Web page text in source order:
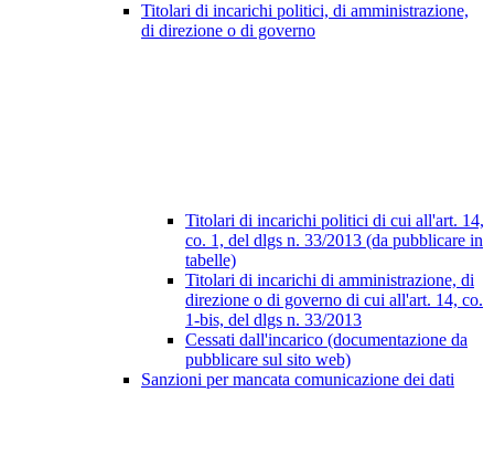
Titolari di incarichi politici, di amministrazione,
di direzione o di governo
Titolari di incarichi politici di cui all'art. 14,
co. 1, del dlgs n. 33/2013 (da pubblicare in
tabelle)
Titolari di incarichi di amministrazione, di
direzione o di governo di cui all'art. 14, co.
1-bis, del dlgs n. 33/2013
Cessati dall'incarico (documentazione da
pubblicare sul sito web)
Sanzioni per mancata comunicazione dei dati